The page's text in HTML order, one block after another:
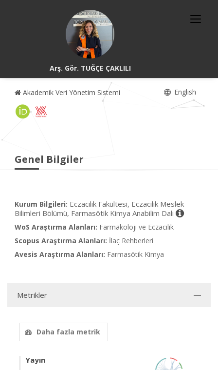
Arş. Gör. TUĞÇE ÇAKLILI
Akademik Veri Yönetim Sistemi English
Genel Bilgiler
Kurum Bilgileri: Eczacılık Fakültesi, Eczacılık Meslek
Bilimleri Bölümü, Farmasötik Kimya Anabilim Dalı
WoS Araştırma Alanları: Farmakoloji ve Eczacılık
Scopus Araştırma Alanları: İlaç Rehberleri
Avesis Araştırma Alanları: Farmasötik Kimya
Metrikler
Daha fazla metrik
Yayın